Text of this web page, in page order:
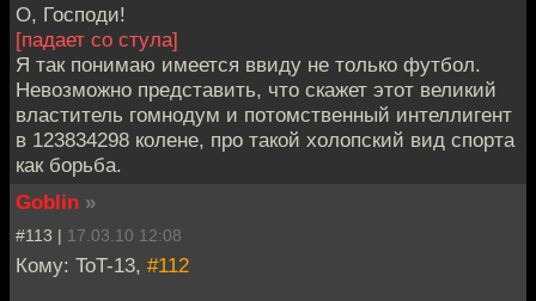
О, Господи!
[падает со стула]
Я так понимаю имеется ввиду не только футбол.
Невозможно представить, что скажет этот великий
властитель гомнодум и потомственный интеллигент
в 123834298 колене, про такой холопский вид спорта
как борьба.
Goblin »
#113 | 17.03.10 12:08
Кому: ToT-13, #112